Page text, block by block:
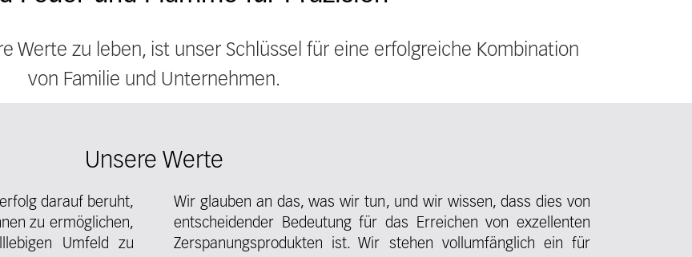
Werte zu leben, ist unser Schlüssel für eine erfolgreiche Kombination
von Familie und Unternehmen.
Unsere Werte
darauf beruht,
zu ermöglichen,
Umfeld zu
Wir glauben an das, was wir tun, und wir wissen, dass dies von
entscheidender Bedeutung für das Erreichen von exzellenten
Zerspanungsprodukten ist. Wir stehen vollumfänglich ein für